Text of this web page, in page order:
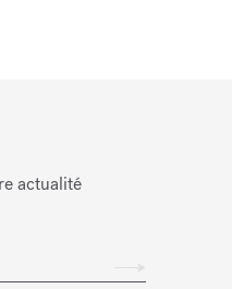
actualité